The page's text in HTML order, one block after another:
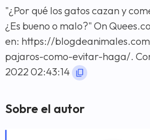
"¿Por qué los gatos cazan y
¿Es bueno o malo?" On
en: https://
pajaros-como-evitar-haga/.
2022 02:43:14
Sobre el autor